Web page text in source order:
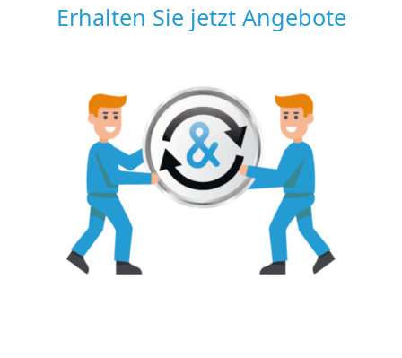
Erhalten Sie jetzt Angebote